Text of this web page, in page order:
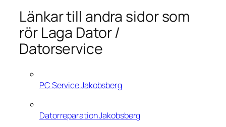
Länkar till andra sidor som
rör Laga Dator /
Datorservice
PC Service Jakobsberg
Datorreparation Jakobsberg